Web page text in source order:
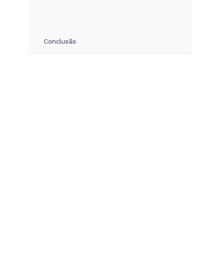
Conclusão